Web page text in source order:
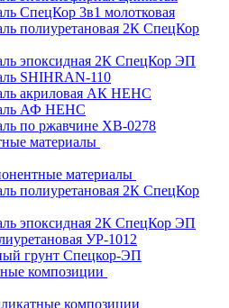
СпецКор 3в1 молотковая
полиуретановая 2К СпецКор
эпоксидная 2К СпецКор ЭП
SHIHRAN-110
акриловая АК НЕНС
АФ НЕНС
по ржавчине ХВ-0278
материалы
материалы
полиуретановая 2К СпецКор
эпоксидная 2К СпецКор ЭП
УР-1012
грунт Спецкор-ЭП
композиции
композиции